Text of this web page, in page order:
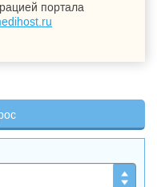
портала